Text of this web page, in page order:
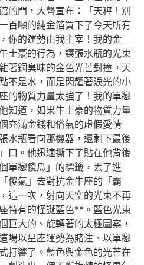
的門，大聲宣布：「天秤！別
百噸的純金箔買下了今天所有
你的運勢由我主宰！我的金
土豪的行為，讓張水瓶的光束
著銅臭味的金色光芒對撞。天
不是水，而是閃耀著淚光的小
的物質力量太強了！我的單戀
知道，如果牛土豪的物質力量
充滿金錢和俗氣的虛假愛情
水瓶看向那機器，還剩下最後
口。他迅速撕下了貼在他背後
單戀傻瓜」的標籤，丟了進
傻氣」去對抗金牛座的「霸
這一次，射向天空的光束不再
特有的怪誕藍色**。藍色光束
巨大的、旋轉著的太極圖案，
場以星座運勢為賭注、以單戀
打響了。藍色與金色的光芒在